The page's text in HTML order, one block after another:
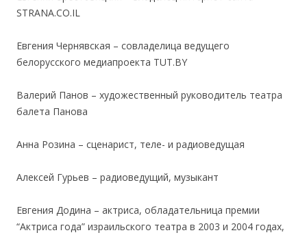
STRANA.CO.IL
Евгения Чернявская – совладелица ведущего
белорусского медиапроекта TUT.BY
Валерий Панов – художественный руководитель театра
балета Панова
Анна Розина – сценарист, теле- и радиоведущая
Алексей Гурьев – радиоведущий, музыкант
Евгения Додина – актриса, обладательница премии
“Актриса года” израильского театра в 2003 и 2004 годах,